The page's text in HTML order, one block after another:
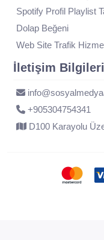
Spotify Profil Playlist
Dolap Beğeni
Web Site Trafik
İletişim Bilgileri
+905304754341
D100 Karayolu